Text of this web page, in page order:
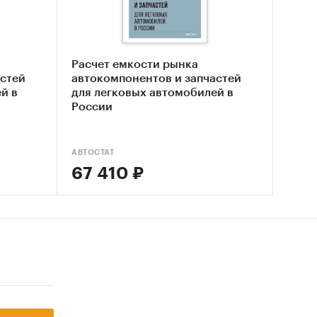
и
в
Расчет емкости рынка
автокомпонентов и запчастей
для легковых автомобилей в
России
АВТОСТАТ
67 410 ₽